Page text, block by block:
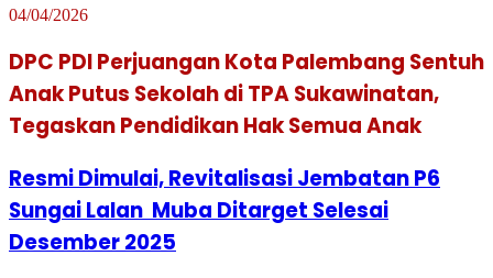
04/04/2026
DPC PDI Perjuangan Kota Palembang Sentuh
Anak Putus Sekolah di TPA Sukawinatan,
Tegaskan Pendidikan Hak Semua Anak
Resmi Dimulai, Revitalisasi Jembatan P6
Sungai Lalan Muba Ditarget Selesai
Desember 2025